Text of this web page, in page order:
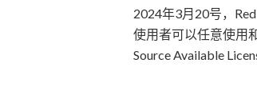
2024年3月20号，
使用者可以任意使用
Source Available